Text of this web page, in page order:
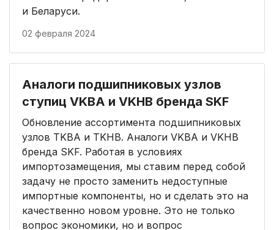
и Беларуси.
02 февраля 2024
Аналоги подшипниковых узлов
ступиц VKBA и VKHB бренда SKF
Обновление ассортимента подшипниковых
узлов TKBA и TKHB. Аналоги VKBA и VKHB
бренда SKF. Работая в условиях
импортозамещения, мы ставим перед собой
задачу не просто заменить недоступные
импортные компоненты, но и сделать это на
качественно новом уровне. Это не только
вопрос экономики, но и вопрос